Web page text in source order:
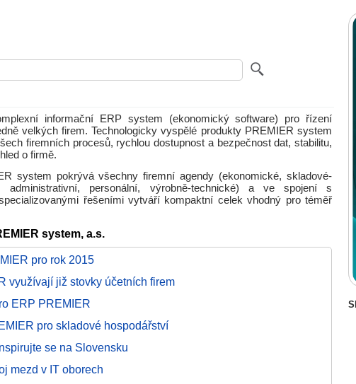
informační ERP system (ekonomický software) pro řízení
velkých firem. Technologicky vyspělé produkty PREMIER system
firemních procesů, rychlou dostupnost a bezpečnost dat, stabilitu,
o firmě.
system pokrývá všechny firemní agendy (ekonomické, skladové-
administrativní, personální, výrobně-technické) a ve spojení s
řešeními vytváří kompaktní celek vhodný pro téměř
system, a.s.
pro rok 2015
využívají již stovky účetních firem
ERP PREMIER
pro skladové hospodářství
se na Slovensku
mezd v IT oborech